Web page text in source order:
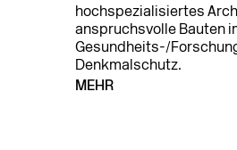
hochspezialisiertes
anspruchsvolle Bauten
Gesundheits-/
Denkmalschutz.
MEHR